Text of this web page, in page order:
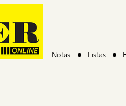
Notas Listas